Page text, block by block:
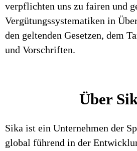
verpflichten uns zu fairen und
Vergütungssystematiken in
den geltenden Gesetzen, dem
und Vorschriften.
Über
Sika ist ein Unternehmen der
global führend in der